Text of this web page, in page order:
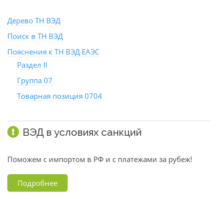
Дерево ТН ВЭД
Поиск в ТН ВЭД
Пояснения к ТН ВЭД ЕАЭС
Раздел II
Группа 07
Товарная позиция 0704
ВЭД в условиях санкций
Поможем с импортом в РФ и с платежами за рубеж!
Подробнее